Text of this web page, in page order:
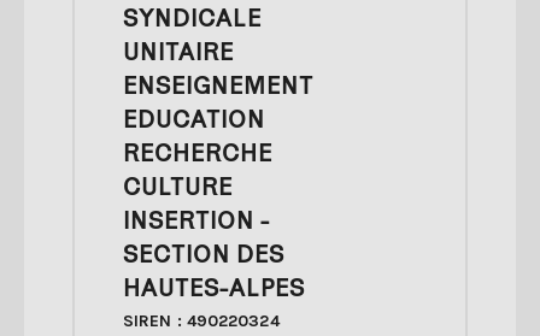
SYNDICALE
UNITAIRE
ENSEIGNEMENT
EDUCATION
RECHERCHE
CULTURE
INSERTION -
SECTION DES
HAUTES-ALPES
SIREN : 490220324